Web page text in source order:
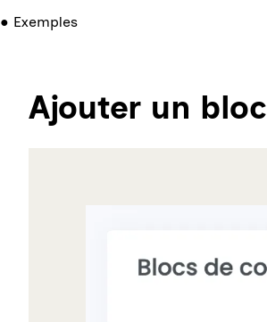
Exemples
Ajouter un bloc